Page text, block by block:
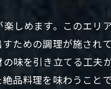
しめます。このエリ
ための調理が施されて
味を引き立てる工夫
品料理を味わうこと